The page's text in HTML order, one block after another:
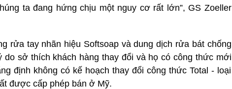
ta đang hứng chịu một nguy cơ rất lớn”, GS Zoeller
rửa tay nhãn hiệu Softsoap và dung dịch rửa bát chống
do sở thích khách hàng thay đổi và họ có công thức mới
định không có kế hoạch thay đổi công thức Total - loại
được cấp phép bán ở Mỹ.